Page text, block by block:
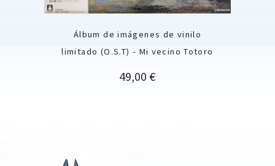
Álbum de imágenes de vinilo
limitado (O.S.T) - Mi vecino Totoro
Precio
49,00 €